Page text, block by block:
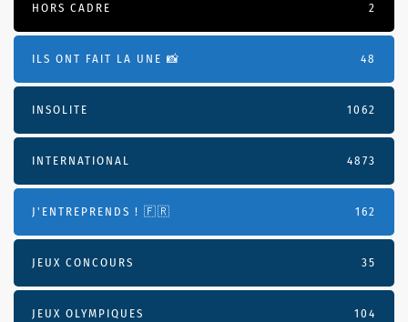
HORS CADRE 2
ILS ONT FAIT LA UNE 📸 48
INSOLITE 1062
INTERNATIONAL 4873
J'ENTREPRENDS ! 🇫🇷 162
JEUX CONCOURS 35
JEUX OLYMPIQUES 104